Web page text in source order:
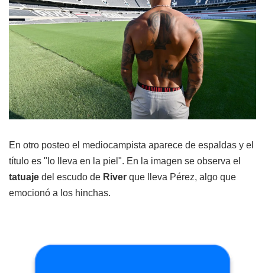
En otro posteo el mediocampista aparece de espaldas y el
título es "lo lleva en la piel". En la imagen se observa el
tatuaje del escudo de River que lleva Pérez, algo que
emocionó a los hinchas.